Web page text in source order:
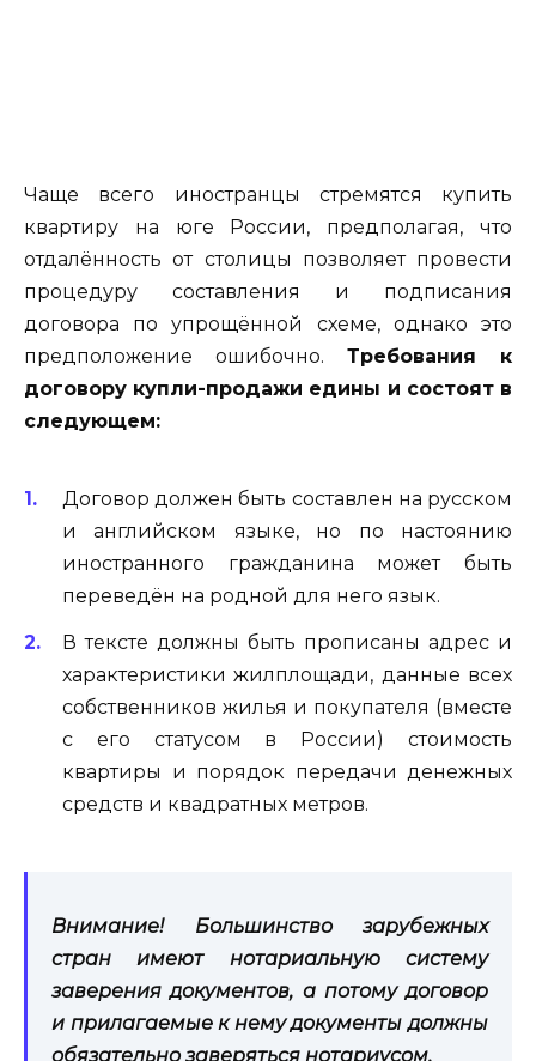
Чаще всего иностранцы стремятся купить
квартиру на юге России, предполагая, что
отдалённость от столицы позволяет провести
процедуру составления и подписания
договора по упрощённой схеме, однако это
предположение ошибочно. Требования к
договору купли-продажи едины и состоят в
следующем:
Договор должен быть составлен на русском
и английском языке, но по настоянию
иностранного гражданина может быть
переведён на родной для него язык.
В тексте должны быть прописаны адрес и
характеристики жилплощади, данные всех
собственников жилья и покупателя (вместе
с его статусом в России) стоимость
квартиры и порядок передачи денежных
средств и квадратных метров.
Внимание! Большинство зарубежных
стран имеют нотариальную систему
заверения документов, а потому договор
и прилагаемые к нему документы должны
обязательно заверяться нотариусом.